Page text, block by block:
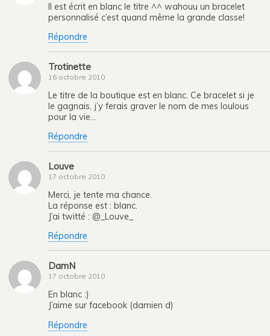
Il est écrit en blanc le titre ^^ wahouu un bracelet
personnalisé c’est quand même la grande classe!
Répondre
Trotinette
16 octobre 2010
Le titre de la boutique est en blanc. Ce bracelet si je
le gagnais, j’y ferais graver le nom de mes loulous
pour la vie…
Répondre
Louve
17 octobre 2010
Merci, je tente ma chance.
La réponse est : blanc.
J’ai twitté : @_Louve_
Répondre
DamN
17 octobre 2010
En blanc :)
J’aime sur facebook (damien d)
Répondre